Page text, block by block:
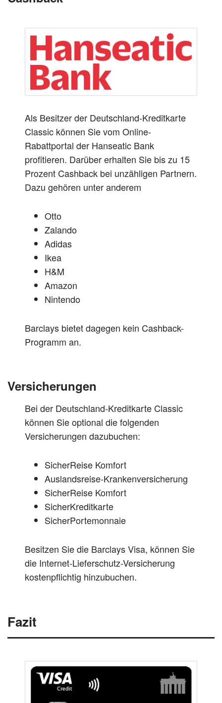
Als Besitzer der Deutschland-Kreditkarte
Classic können Sie vom Online-
Rabattportal der Hanseatic Bank
profitieren. Darüber erhalten Sie bis zu 15
Prozent Cashback bei unzähligen Partnern.
Dazu gehören unter anderem
Otto
Zalando
Adidas
Ikea
H&M
Amazon
Nintendo
Barclays bietet dagegen kein Cashback-
Programm an.
Versicherungen
Bei der Deutschland-Kreditkarte Classic
können Sie optional die folgenden
Versicherungen dazubuchen:
SicherReise Komfort
Auslandsreise-Krankenversicherung
SicherReise Komfort
SicherKreditkarte
SicherPortemonnaie
Besitzen Sie die Barclays Visa, können Sie
die Internet-Lieferschutz-Versicherung
kostenpflichtig hinzubuchen.
Fazit